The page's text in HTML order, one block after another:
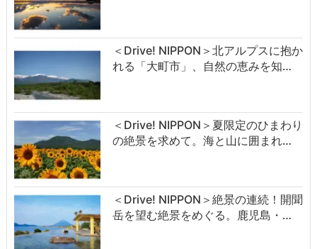
＜Drive! NIPPON＞北アルプスに抱か
れる「大町市」、自然の恵みを知…
＜Drive! NIPPON＞夏限定のひまわり
の絶景を求めて。海と山に囲まれ…
＜Drive! NIPPON＞絶景の連続！開聞
岳を望む絶景をめぐる。鹿児島・…